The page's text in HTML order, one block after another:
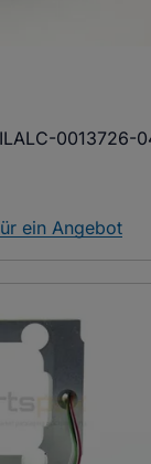
ILALC-0013726-
ein Angebot